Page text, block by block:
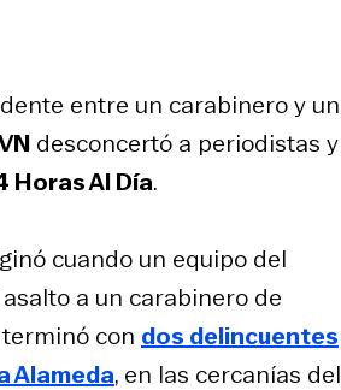
entre un carabinero y un
desconcertó a periodistas y
Horas Al Día.
cuando un equipo del
a un carabinero de
con dos delincuentes
Alameda, en las cercanías del